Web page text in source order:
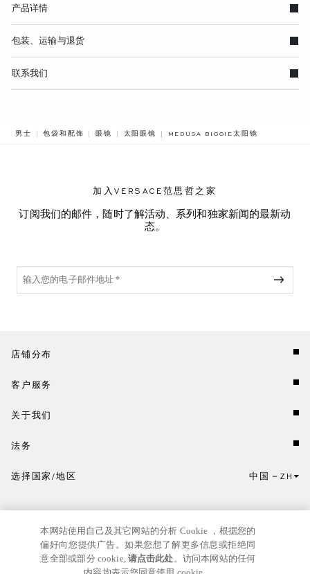
产品详情
包装、运输与退货
联系我们
男士 包袋和配饰 眼镜 太阳眼镜 MEDUSA BIGGIE太阳镜
加入VERSACE范思哲之家
订阅我们的邮件，随时了解活动、系列和独家新闻的最新动
态。
店铺分布
客户服务
关于我们
法务
点击此处选择国家/地区和语言。
选择国家/地区 中国 ZH
本网站使用自己及其它网站的分析 Cookie ，根据您的
偏好向您提供广告。如果您想了解更多信息或拒绝同
意全部或部分 cookie,请点击此处。访问本网站的任何